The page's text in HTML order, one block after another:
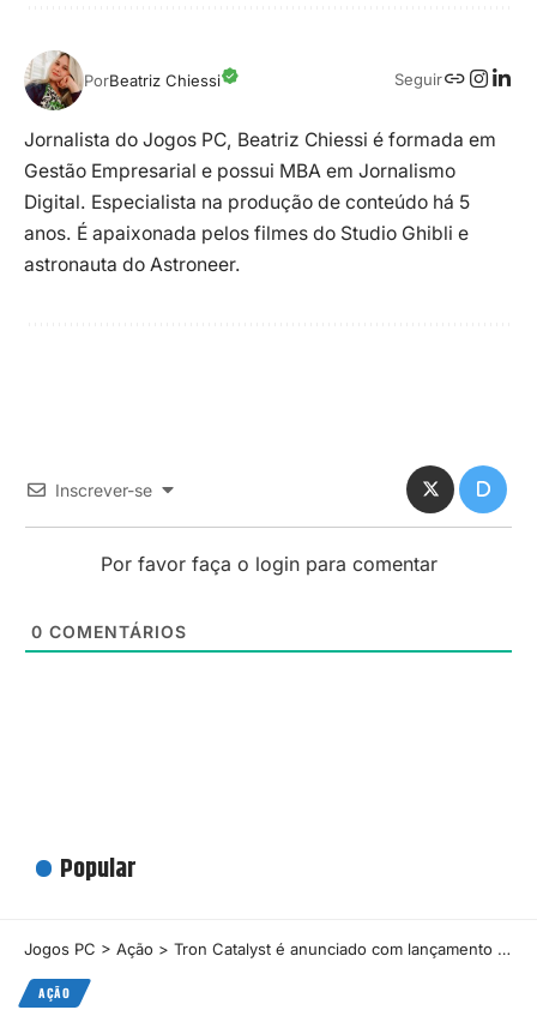
PorBeatriz Chiessi Seguir
Jornalista do Jogos PC, Beatriz Chiessi é formada em
Gestão Empresarial e possui MBA em Jornalismo
Digital. Especialista na produção de conteúdo há 5
anos. É apaixonada pelos filmes do Studio Ghibli e
astronauta do Astroneer.
Inscrever-se
Por favor faça o login para comentar
0 COMENTÁRIOS
Popular
Jogos PC > Ação > Tron Catalyst é anunciado com lançamento previsto para 2025
AÇÃO